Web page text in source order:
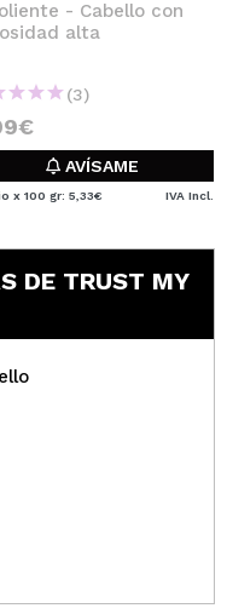
- Cabello con
alta
(3)
AVÍSAME
x 100 gr: 5,33€ IVA Incl.
DE TRUST MY